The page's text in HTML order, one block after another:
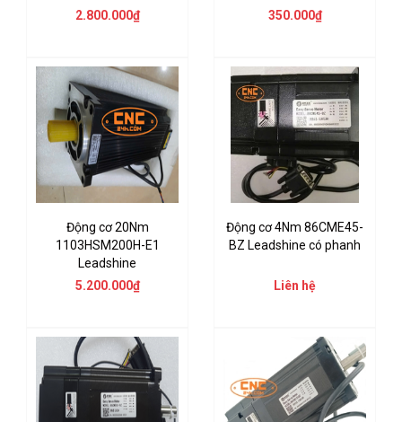
2.800.000₫ 350.000₫
Động cơ 20Nm
1103HSM200H-E1
Leadshine
5.200.000₫
Động cơ 4Nm 86CME45-
BZ Leadshine có phanh
Liên hệ